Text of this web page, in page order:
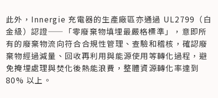
此外，Innergie 充電器的生產廠區亦通過 UL2799（白
金級）認證——「零廢棄物填埋最嚴格標準」，意即所
有的廢棄物流向符合合規性管理、查驗和稽核，確認廢
棄物經過減量、回收再利用與能源使用等轉化過程，避
免掩埋處理與焚化後熱能浪費，整體資源轉化率達到
80% 以上。